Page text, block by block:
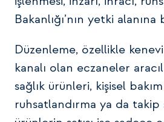
Bakanlığı’nın yetki alanına
Düzenleme, özellikle
kanalı olan eczaneler
sağlık ürünleri, kişisel
ruhsatlandırma ya da takip